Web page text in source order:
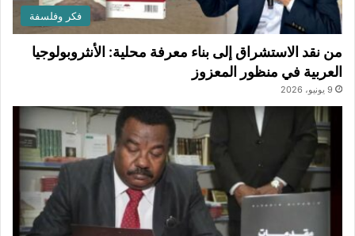
فكر وفلسفة
من نقد الاستشراق إلى بناء معرفة محلية: الأنثروبولوجيا
العربية في منظور المعزوز
9 يونيو، 2026